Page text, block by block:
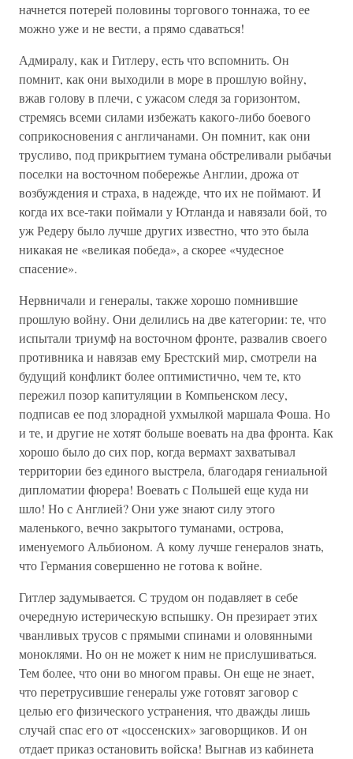
начнется потерей половины торгового тоннажа, то ее
можно уже и не вести, а прямо сдаваться!
Адмиралу, как и Гитлеру, есть что вспомнить. Он
помнит, как они выходили в море в прошлую войну,
вжав голову в плечи, с ужасом следя за горизонтом,
стремясь всеми силами избежать какого-либо боевого
соприкосновения с англичанами. Он помнит, как они
трусливо, под прикрытием тумана обстреливали рыбачьи
поселки на восточном побережье Англии, дрожа от
возбуждения и страха, в надежде, что их не поймают. И
когда их все-таки поймали у Ютланда и навязали бой, то
уж Редеру было лучше других известно, что это была
никакая не «великая победа», а скорее «чудесное
спасение».
Нервничали и генералы, также хорошо помнившие
прошлую войну. Они делились на две категории: те, что
испытали триумф на восточном фронте, развалив своего
противника и навязав ему Брестский мир, смотрели на
будущий конфликт более оптимистично, чем те, кто
пережил позор капитуляции в Компьенском лесу,
подписав ее под злорадной ухмылкой маршала Фоша. Но
и те, и другие не хотят больше воевать на два фронта. Как
хорошо было до сих пор, когда вермахт захватывал
территории без единого выстрела, благодаря гениальной
дипломатии фюрера! Воевать с Польшей еще куда ни
шло! Но с Англией? Они уже знают силу этого
маленького, вечно закрытого туманами, острова,
именуемого Альбионом. А кому лучше генералов знать,
что Германия совершенно не готова к войне.
Гитлер задумывается. С трудом он подавляет в себе
очередную истерическую вспышку. Он презирает этих
чванливых трусов с прямыми спинами и оловянными
моноклями. Но он не может к ним не прислушиваться.
Тем более, что они во многом правы. Он еще не знает,
что перетрусившие генералы уже готовят заговор с
целью его физического устранения, что дважды лишь
случай спас его от «цоссенских» заговорщиков. И он
отдает приказ остановить войска! Выгнав из кабинета